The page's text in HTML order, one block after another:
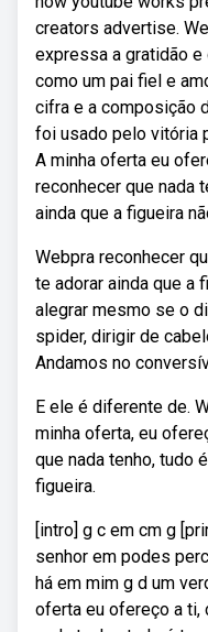
creators advertise.
expressa a gratidão
como um pai fiel e
cifra e a composição
foi usado pelo vitória
A minha oferta eu
reconhecer que nada
ainda que a figueira
Webpra reconhecer
te adorar ainda que a
alegrar mesmo se o
spider, dirigir de
Andamos no
E ele é diferente de.
minha oferta, eu
que nada tenho, tudo
figueira.
[intro] g c em cm g
senhor em podes
há em mim g d um
oferta eu ofereço a ti,